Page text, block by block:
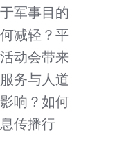
军事目的
减轻？平
动会带来
务与人道
响？如何
传播行